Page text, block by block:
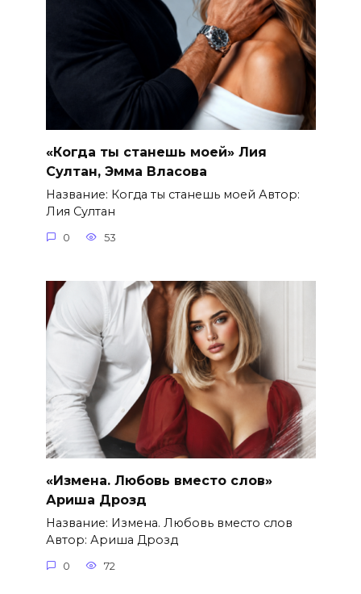
«Когда ты станешь моей» Лия
Султан, Эмма Власова
Название: Когда ты станешь моей Автор:
Лия Султан
0 53
«Измена. Любовь вместо слов»
Ариша Дрозд
Название: Измена. Любовь вместо слов
Автор: Ариша Дрозд
0 72